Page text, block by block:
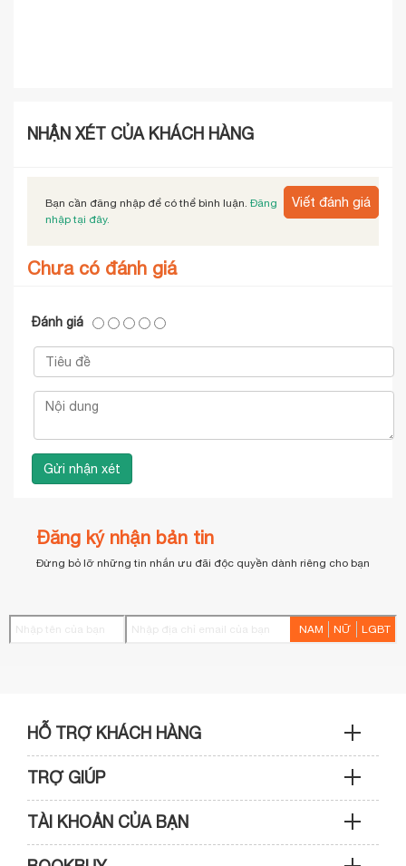
NHẬN XÉT CỦA KHÁCH HÀNG
Viết đánh giá
Bạn cần đăng nhập để có thể bình luận. Đăng
nhập tại đây.
Chưa có đánh giá
Đánh giá
Đăng ký nhận bản tin
Đừng bỏ lỡ những tin nhắn ưu đãi độc quyền dành riêng cho bạn
NAM NỮ LGBT
HỖ TRỢ KHÁCH HÀNG
Sản phẩm & Đơn hàng: 0933 109 009
Kỹ thuật & Bảo hành: 0989 439 986
TRỢ GIÚP
Hướng dẫn mua hàng
TÀI KHOẢN CỦA BẠN